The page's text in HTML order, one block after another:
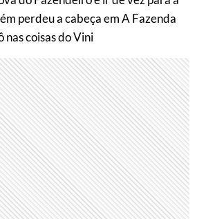
perdeu a cabeça em A Fazenda
nas coisas do Vini